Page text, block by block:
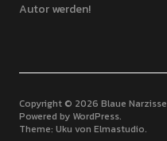
Autor werden!
Copyright © 2026 Blaue Narzisse
Powered by WordPress
Theme: Uku von Elmastudio